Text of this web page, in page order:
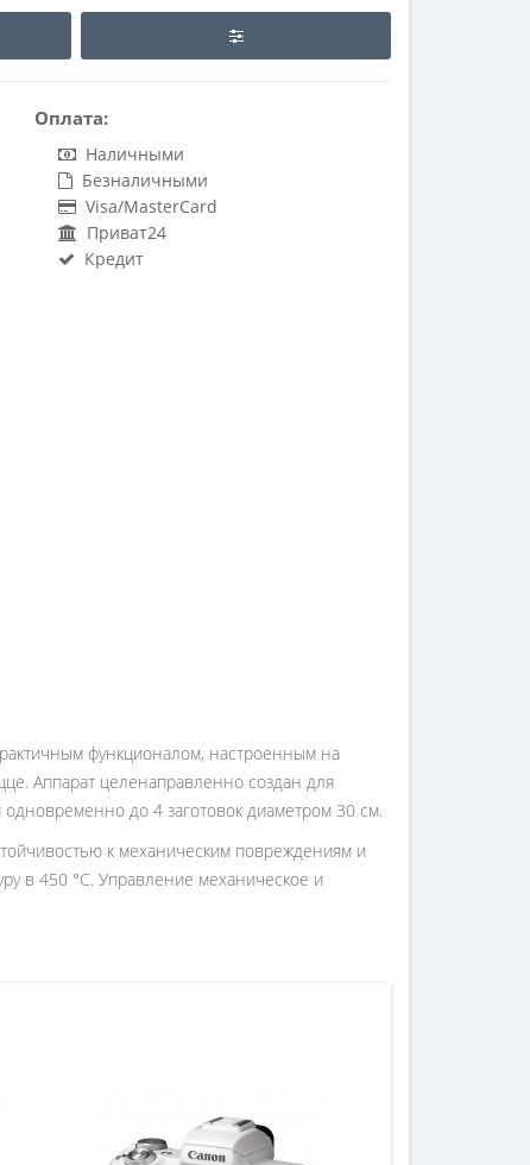
Оплата:
Наличными
Безналичными
Visa/MasterCard
Приват24
Кредит
функционалом, настроенным на
Аппарат целенаправленно создан для
до 4 заготовок диаметром 30 см.
к механическим повреждениям и
в 450 °С. Управление механическое и